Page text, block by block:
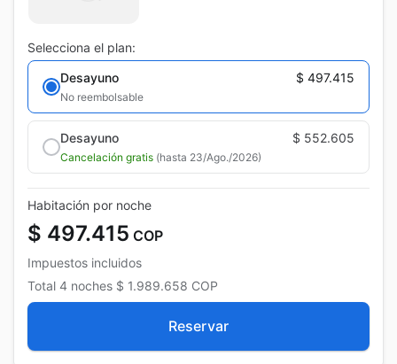
Selecciona el plan:
Desayuno
$ 497.415
No reembolsable
Desayuno $ 552.605
Cancelación gratis (hasta 23/Ago./2026)
Habitación por noche
$ 497.415 COP
Impuestos incluidos
Total 4 noches $ 1.989.658 COP
Reservar